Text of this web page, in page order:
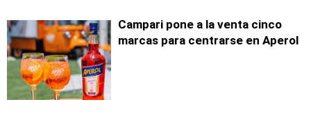
Campari pone a la venta cinco
marcas para centrarse en Aperol